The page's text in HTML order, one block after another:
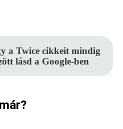
a Twice cikkeit mindig
lásd a Google-ben